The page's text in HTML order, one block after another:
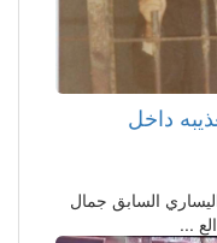
داخل
السابق جمال
...